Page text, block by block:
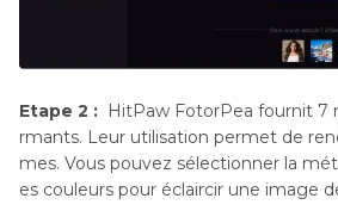
Etape 2 : HitPaw FotorPea fournit 7
rmants. Leur utilisation permet de
mes. Vous pouvez sélectionner la
es couleurs pour éclaircir une image